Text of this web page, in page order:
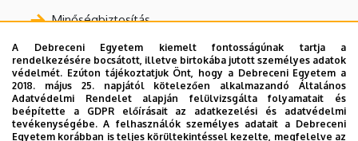
Minőségbiztosítás
Nyilvános adatok
Nyomtatványok, bizonylatok
Oktatás
Statisztikák
A Debreceni Egyetem kiemelt fontosságúnak tartja a
rendelkezésére bocsátott, illetve birtokába jutott személyes adatok
védelmét. Ezúton tájékoztatjuk Önt, hogy a Debreceni Egyetem a
2018. május 25. napjától kötelezően alkalmazandó Általános
Adatvédelmi Rendelet alapján felülvizsgálta folyamatait és
beépítette a GDPR előírásait az adatkezelési és adatvédelmi
tevékenységébe. A felhasználók személyes adatait a Debreceni
Egyetem korábban is teljes körültekintéssel kezelte, megfelelve az